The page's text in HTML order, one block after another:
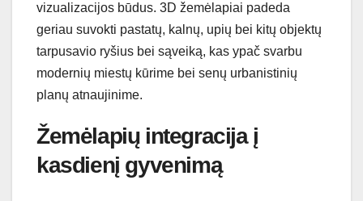
vizualizacijos būdus. 3D žemėlapiai padeda
geriau suvokti pastatų, kalnų, upių bei kitų objektų
tarpusavio ryšius bei sąveiką, kas ypač svarbu
modernių miestų kūrime bei senų urbanistinių
planų atnaujinime.
Žemėlapių integracija į
kasdienį gyvenimą